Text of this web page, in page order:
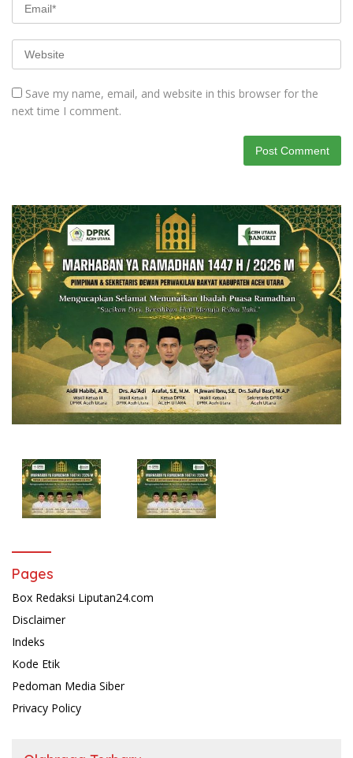
Save my name, email, and website in this browser for the
next time I comment.
Pages
Box Redaksi Liputan24.com
Disclaimer
Indeks
Kode Etik
Pedoman Media Siber
Privacy Policy